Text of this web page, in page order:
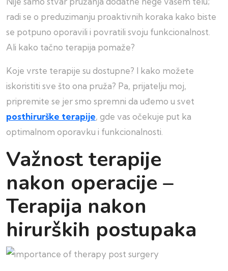
radi se o preduzimanju proaktivnih koraka kako biste
se potpuno oporavili i povratili svoju funkcionalnost.
Ali kako tačno terapija pomaže?
Koje vrste terapije su dostupne? I kako možete
iskoristiti sve što ona pruža? Pa, prijatelju moj,
pripremite se jer smo spremni da uđemo u svet
posthirurške terapije, gde vas očekuje put ka
optimalnom oporavku i funkcionalnosti.
Važnost terapije
nakon operacije –
Terapija nakon
hirurških postupaka